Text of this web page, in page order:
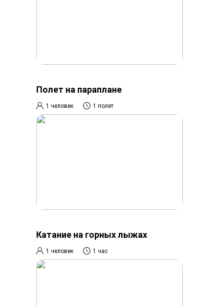
Полет на параплане
1 человек 1 полет
Катание на горных лыжах
1 человек 1 час